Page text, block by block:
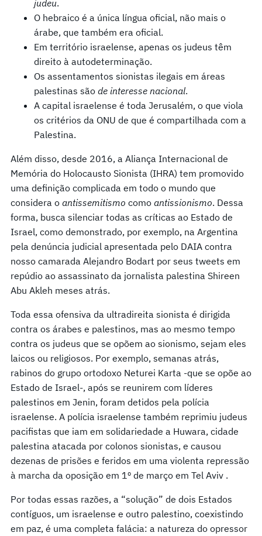
judeu.
O hebraico é a única língua oficial, não mais o
árabe, que também era oficial.
Em território israelense, apenas os judeus têm
direito à autodeterminação.
Os assentamentos sionistas ilegais em áreas
palestinas são de interesse nacional.
A capital israelense é toda Jerusalém, o que viola
os critérios da ONU de que é compartilhada com a
Palestina.
Além disso, desde 2016, a Aliança Internacional de
Memória do Holocausto Sionista (IHRA) tem promovido
uma definição complicada em todo o mundo que
considera o antissemitismo como antissionismo. Dessa
forma, busca silenciar todas as críticas ao Estado de
Israel, como demonstrado, por exemplo, na Argentina
pela denúncia judicial apresentada pelo DAIA contra
nosso camarada Alejandro Bodart por seus tweets em
repúdio ao assassinato da jornalista palestina Shireen
Abu Akleh meses atrás.
Toda essa ofensiva da ultradireita sionista é dirigida
contra os árabes e palestinos, mas ao mesmo tempo
contra os judeus que se opõem ao sionismo, sejam eles
laicos ou religiosos. Por exemplo, semanas atrás,
rabinos do grupo ortodoxo Neturei Karta -que se opõe ao
Estado de Israel-, após se reunirem com líderes
palestinos em Jenin, foram detidos pela polícia
israelense. A polícia israelense também reprimiu judeus
pacifistas que iam em solidariedade a Huwara, cidade
palestina atacada por colonos sionistas, e causou
dezenas de prisões e feridos em uma violenta repressão
à marcha da oposição em 1º de março em Tel Aviv .
Por todas essas razões, a “solução” de dois Estados
contíguos, um israelense e outro palestino, coexistindo
em paz, é uma completa falácia: a natureza do opressor